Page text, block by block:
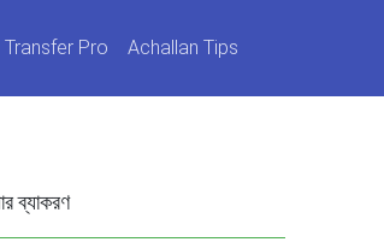
Transfer Pro Achallan Tips
ব্যাকরণ